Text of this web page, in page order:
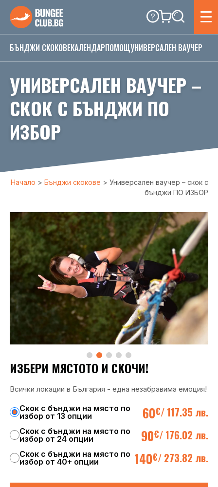
БЪНДЖИ СКОКОВЕКАЛЕНДАРПОМОЩУНИВЕРСАЛЕН ВАУЧЕР
УНИВЕРСАЛЕН ВАУЧЕР –
СКОК С БЪНДЖИ ПО
ИЗБОР
Начало > Бънджи скокове > Универсален ваучер – скок с
бънджи ПО ИЗБОР
ИЗБЕРИ МЯСТОТО И СКОЧИ!
Всички локации в България - една незабравима емоция!
Скок с бънджи на място по
избор от 13 опции
60€/ 117.35 лв.
Скок с бънджи на място по
избор от 24 опции
90€/ 176.02 лв.
Скок с бънджи на място по
избор от 40+ опции
140€/ 273.82 лв.